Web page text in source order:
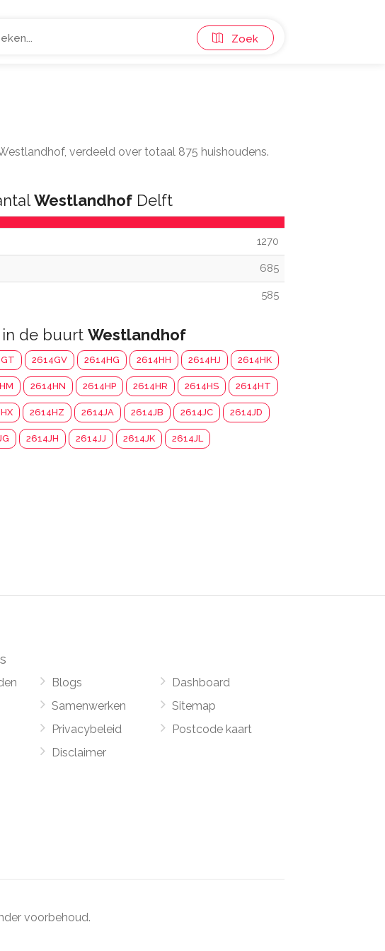
Zoek
verdeeld over totaal 875 huishoudens.
Westlandhof Delft
1270
685
585
de buurt Westlandhof
2614GV 2614HG 2614HH 2614HJ 2614HK
2614HN 2614HP 2614HR 2614HS 2614HT
2614HZ 2614JA 2614JB 2614JC 2614JD
2614JH 2614JJ 2614JK 2614JL
Blogs
Samenwerken
Privacybeleid
Disclaimer
Dashboard
Sitemap
Postcode kaart
voorbehoud.